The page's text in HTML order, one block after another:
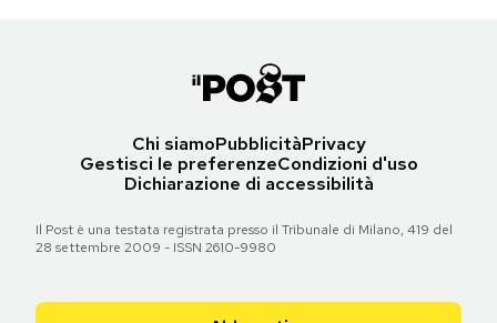
Chi siamoPubblicitàPrivacy
Gestisci le preferenzeCondizioni d'uso
Dichiarazione di accessibilità
Il Post è una testata registrata presso il Tribunale di Milano, 419 del
28 settembre 2009 - ISSN 2610-9980